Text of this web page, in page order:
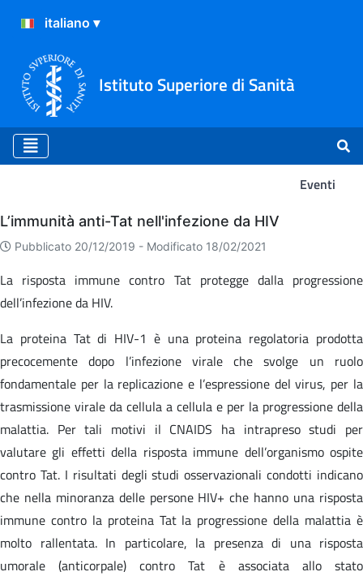
Istituto Superiore di Sanità
Eventi
Eventi
L’immunità anti-Tat nell'infezione da HIV
Pubblicato 20/12/2019 - Modificato 18/02/2021
La risposta immune contro Tat protegge dalla progressione
dell’infezione da HIV.
La proteina Tat di HIV-1 è una proteina regolatoria prodotta
precocemente dopo l’infezione virale che svolge un ruolo
fondamentale per la replicazione e l’espressione del virus, per la
trasmissione virale da cellula a cellula e per la progressione della
malattia. Per tali motivi il CNAIDS ha intrapreso studi per
valutare gli effetti della risposta immune dell’organismo ospite
contro Tat. I risultati degli studi osservazionali condotti indicano
che nella minoranza delle persone HIV+ che hanno una risposta
immune contro la proteina Tat la progressione della malattia è
molto rallentata. In particolare, la presenza di una risposta
umorale (anticorpale) contro Tat è associata allo stato